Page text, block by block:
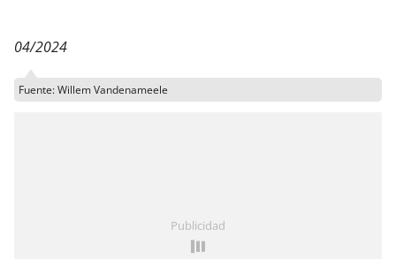
04/2024
Fuente: Willem Vandenameele
Publicidad